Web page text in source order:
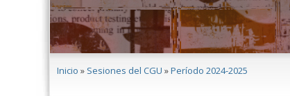
Inicio » Sesiones del CGU »Período 2024-2025